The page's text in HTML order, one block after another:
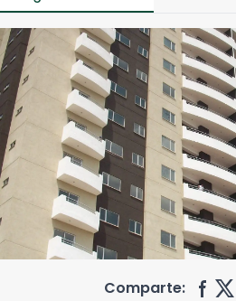
Comparte: